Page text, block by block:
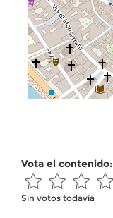
Vota el contenido:
Sin votos todavía